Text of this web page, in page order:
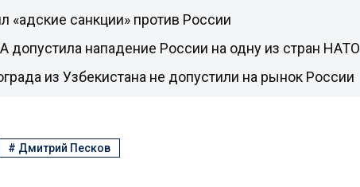
«адские санкции» против России
допустила нападение России на одну из стран НАТО
из Узбекистана не допустили на рынок России
# Дмитрий Песков